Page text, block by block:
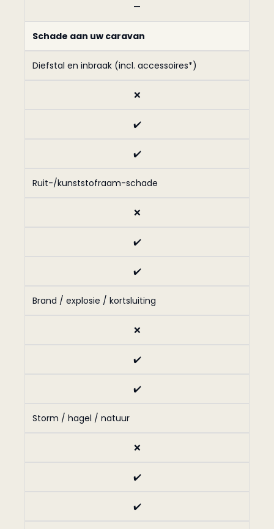
—
Schade aan uw caravan
Diefstal en inbraak (incl. accessoires*)
❌
✔️
✔️
Ruit-/kunststofraam-schade
❌
✔️
✔️
Brand / explosie / kortsluiting
❌
✔️
✔️
Storm / hagel / natuur
❌
✔️
✔️